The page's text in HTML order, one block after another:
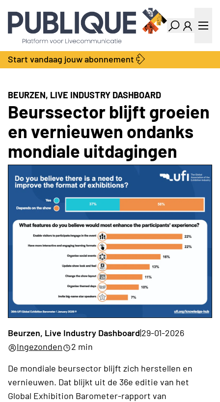
Industry Dashboard
Vacatures
Kalender
Producten
Bedrijvengids
Locatie Finder
Contact
Adverteren
Abonnementen
Start vandaag jouw abonnement
BEURZEN, LIVE INDUSTRY DASHBOARD
Beurssector blijft groeien
en vernieuwen ondanks
mondiale uitdagingen
Beurzen, Live Industry Dashboard|29-01-2026
Ingezonden
2 min
De mondiale beursector blijft zich herstellen en
vernieuwen. Dat blijkt uit de 36e editie van het
Global Exhibition Barometer-rapport van